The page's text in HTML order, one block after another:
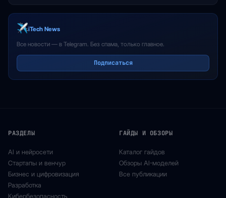
iTech News
Все новости — в Telegram. Без спама, только главное.
Подписаться
РАЗДЕЛЫ
AI и нейросети
Стартапы и венчур
Бизнес и цифровизация
Разработка
Кибербезопасность
ГАЙДЫ И ОБЗОРЫ
Каталог гайдов
Обзоры AI-моделей
Все публикации